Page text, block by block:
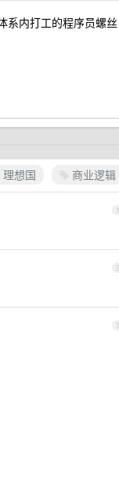
系内打工的程序员螺丝
理想国 商业逻辑
1
2
3